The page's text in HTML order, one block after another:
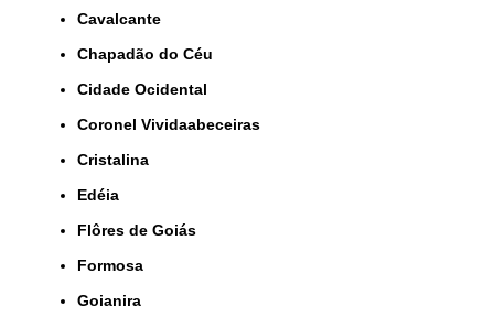
Cavalcante
Chapadão do Céu
Cidade Ocidental
Coronel Vividaabeceiras
Cristalina
Edéia
Flôres de Goiás
Formosa
Goianira